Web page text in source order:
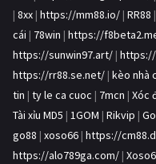
| 8xx | https://mm88.io/ | RR88 |
cái | 78win | https://
https://sunwin97.art/ |
https://rr88.se.net/ | kèo nhà
tin | ty le ca cuoc | 7mcn | Xóc
Tài xỉu MD5 | 1GOM | Rikvip |
go88 | xoso66 | https://
https://alo789ga.com/ |